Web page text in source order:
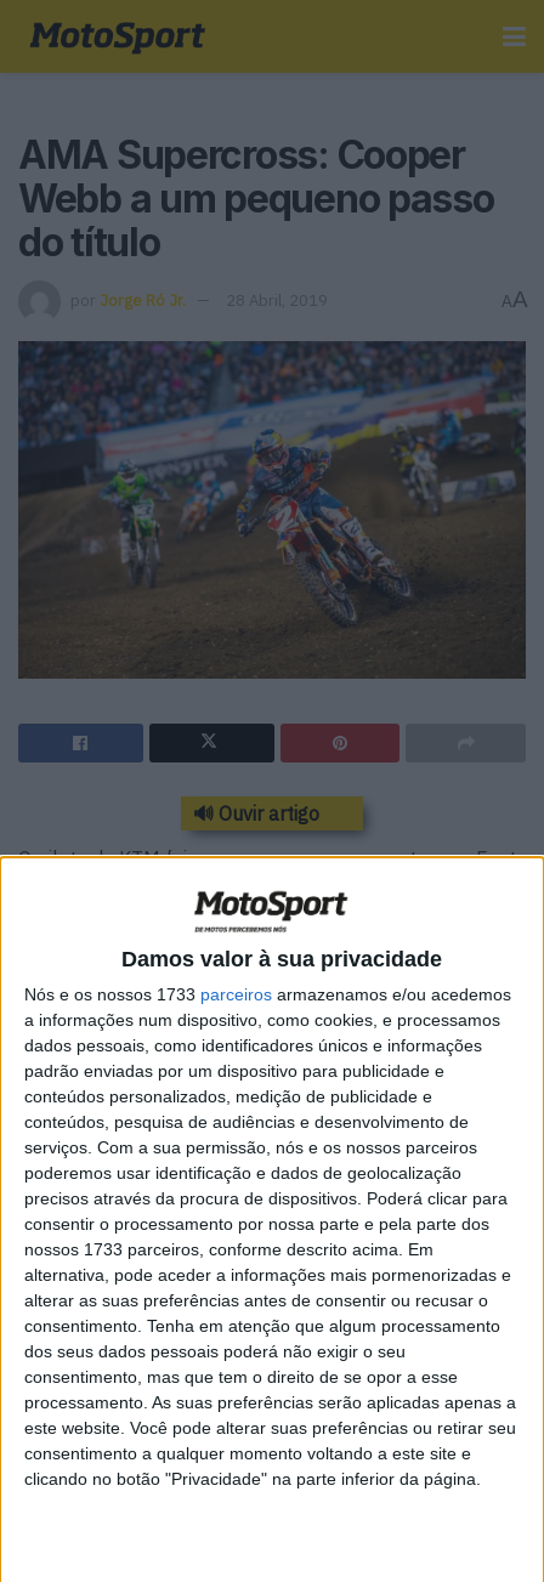
Damos valor à sua privacidade
Nós e os nossos 1733 parceiros armazenamos e/ou acedemos
a informações num dispositivo, como cookies, e processamos
dados pessoais, como identificadores únicos e informações
padrão enviadas por um dispositivo para publicidade e
conteúdos personalizados, medição de publicidade e
conteúdos, pesquisa de audiências e desenvolvimento de
serviços. Com a sua permissão, nós e os nossos parceiros
poderemos usar identificação e dados de geolocalização
precisos através da procura de dispositivos. Poderá clicar para
consentir o processamento por nossa parte e pela parte dos
nossos 1733 parceiros, conforme descrito acima. Em
alternativa, pode aceder a informações mais pormenorizadas e
alterar as suas preferências antes de consentir ou recusar o
consentimento. Tenha em atenção que algum processamento
dos seus dados pessoais poderá não exigir o seu
consentimento, mas que tem o direito de se opor a esse
processamento. As suas preferências serão aplicadas apenas a
este website. Você pode alterar suas preferências ou retirar seu
consentimento a qualquer momento voltando a este site e
clicando no botão "Privacidade" na parte inferior da página.
AMA Supercross: Cooper
Webb a um pequeno passo
do título
por Jorge Ró Jr. 28 Abril, 2019 AA
🔊 Ouvir artigo
O piloto da KTM foi o que menos erros cometeu em East
Rutherford e levou para casa a 7ª vitória da temporada.
O n.º 2 vai para a última prova do campeonato com 23
pontos de avanço sobre Eli Tomac.
Nada mais, nada menos que três pilotos passaram pela
liderança da corrida deste fim de semana. Cooper Webb
arrancou na frente mas, duas voltas depois, cedia o
comando a Tomac.
Quando todos pensavam que o piloto da Kawasaki ia ter
uma vitória tranquila, o n.º 3 cometeu um erro nos
whoops e caiu. Webb voltou a assumir o 1º lugar mas
Zach Osborne queria estrear-se no degrau mais alto do
pódio e pressionou o líder do campeonato… até o
conseguir ultrapassar à 15ª volta.
Artigos relacionados
CN Supercross: Cédric Soubeyras foi o
grande destaque da classe Elite em
Poutena